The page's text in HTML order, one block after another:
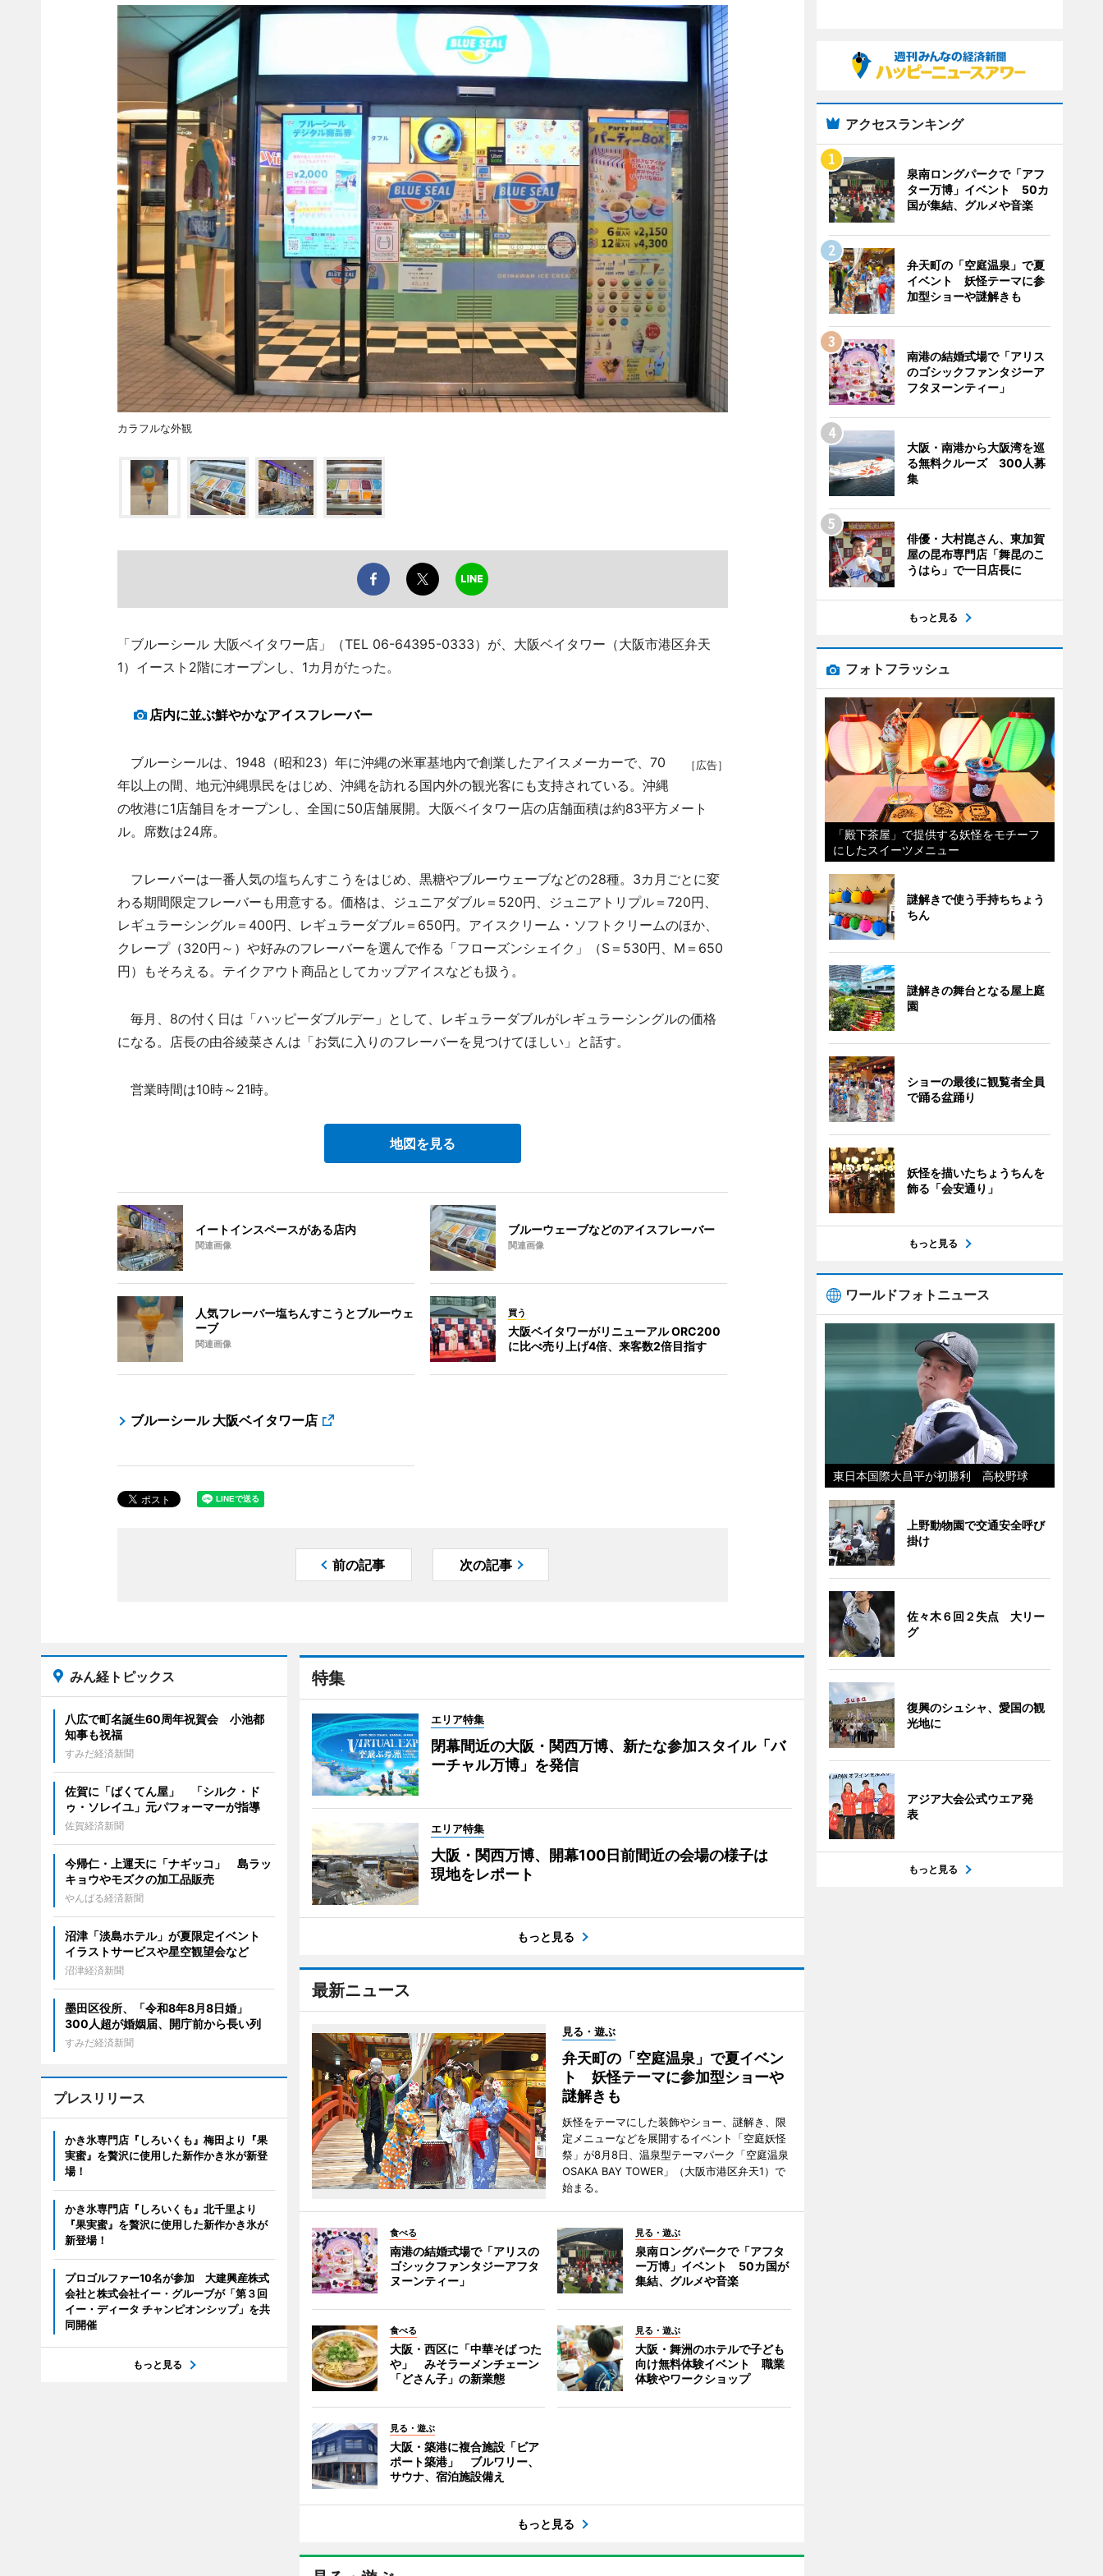
カラフルな外観
「ブルーシール 大阪ベイタワー店」（TEL 06-64395-0333）が、大阪ベイタワー（大阪市港区弁天
1）イースト2階にオープンし、1カ月がたった。
店内に並ぶ鮮やかなアイスフレーバー
［広告］
ブルーシールは、1948（昭和23）年に沖縄の米軍基地内で創業したアイスメーカーで、70
年以上の間、地元沖縄県民をはじめ、沖縄を訪れる国内外の観光客にも支持されている。沖縄
の牧港に1店舗目をオープンし、全国に50店舗展開。大阪ベイタワー店の店舗面積は約83平方メート
ル。席数は24席。
フレーバーは一番人気の塩ちんすこうをはじめ、黒糖やブルーウェーブなどの28種。3カ月ごとに変
わる期間限定フレーバーも用意する。価格は、ジュニアダブル＝520円、ジュニアトリプル＝720円、
レギュラーシングル＝400円、レギュラーダブル＝650円。アイスクリーム・ソフトクリームのほか、
クレープ（320円～）や好みのフレーバーを選んで作る「フローズンシェイク」（S＝530円、M＝650
円）もそろえる。テイクアウト商品としてカップアイスなども扱う。
毎月、8の付く日は「ハッピーダブルデー」として、レギュラーダブルがレギュラーシングルの価格
になる。店長の由谷綾菜さんは「お気に入りのフレーバーを見つけてほしい」と話す。
営業時間は10時～21時。
地図を見る
イートインスペースがある店内
関連画像
ブルーウェーブなどのアイスフレーバー
関連画像
人気フレーバー塩ちんすこうとブルーウェ
ーブ
関連画像
買う
大阪ベイタワーがリニューアル ORC200
に比べ売り上げ4倍、来客数2倍目指す
ブルーシール 大阪ベイタワー店
前の記事 次の記事
特集
エリア特集
閉幕間近の大阪・関西万博、新たな参加スタイル「バ
ーチャル万博」を発信
エリア特集
大阪・関西万博、開幕100日前間近の会場の様子は
現地をレポート
もっと見る
最新ニュース
見る・遊ぶ
弁天町の「空庭温泉」で夏イベン
ト 妖怪テーマに参加型ショーや
謎解きも
妖怪をテーマにした装飾やショー、謎解き、限
定メニューなどを展開するイベント「空庭妖怪
祭」が8月8日、温泉型テーマパーク「空庭温泉
OSAKA BAY TOWER」（大阪市港区弁天1）で
始まる。
食べる
南港の結婚式場で「アリスの
ゴシックファンタジーアフタ
ヌーンティー」
見る・遊ぶ
泉南ロングパークで「アフタ
ー万博」イベント 50カ国が
集結、グルメや音楽
食べる
大阪・西区に「中華そば つた
や」 みそラーメンチェーン
「どさん子」の新業態
見る・遊ぶ
大阪・舞洲のホテルで子ども
向け無料体験イベント 職業
体験やワークショップ
見る・遊ぶ
大阪・築港に複合施設「ビア
ポート築港」 ブルワリー、
サウナ、宿泊施設備え
もっと見る
みん経トピックス
八広で町名誕生60周年祝賀会 小池都
知事も祝福
すみだ経済新聞
佐賀に「ばくてん屋」 「シルク・ド
ゥ・ソレイユ」元パフォーマーが指導
佐賀経済新聞
今帰仁・上運天に「ナギッコ」 島ラッ
キョウやモズクの加工品販売
やんばる経済新聞
沼津「淡島ホテル」が夏限定イベント
イラストサービスや星空観望会など
沼津経済新聞
墨田区役所、「令和8年8月8日婚」
300人超が婚姻届、開庁前から長い列
すみだ経済新聞
プレスリリース
かき氷専門店『しろいくも』梅田より『果
実蜜』を贅沢に使用した新作かき氷が新登
場！
かき氷専門店『しろいくも』北千里より
『果実蜜』を贅沢に使用した新作かき氷が
新登場！
プロゴルファー10名が参加 大建興産株式
会社と株式会社イー・グルーブが「第３回
イー・ディータ チャンピオンシップ」を共
同開催
もっと見る
アクセスランキング
泉南ロングパークで「アフ
ター万博」イベント 50カ
国が集結、グルメや音楽
弁天町の「空庭温泉」で夏
イベント 妖怪テーマに参
加型ショーや謎解きも
南港の結婚式場で「アリス
のゴシックファンタジーア
フタヌーンティー」
大阪・南港から大阪湾を巡
る無料クルーズ 300人募
集
俳優・大村崑さん、東加賀
屋の昆布専門店「舞昆のこ
うはら」で一日店長に
もっと見る
フォトフラッシュ
「殿下茶屋」で提供する妖怪をモチーフ
にしたスイーツメニュー
謎解きで使う手持ちちょう
ちん
謎解きの舞台となる屋上庭
園
ショーの最後に観覧者全員
で踊る盆踊り
妖怪を描いたちょうちんを
飾る「会安通り」
もっと見る
ワールドフォトニュース
東日本国際大昌平が初勝利 高校野球
上野動物園で交通安全呼び
掛け
佐々木６回２失点 大リー
グ
復興のシュシャ、愛国の観
光地に
アジア大会公式ウエア発
表
もっと見る